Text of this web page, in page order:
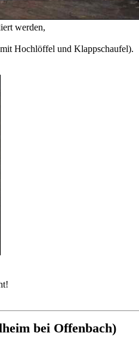
werden,
Hochlöffel und Klappschaufel).
bei Offenbach)